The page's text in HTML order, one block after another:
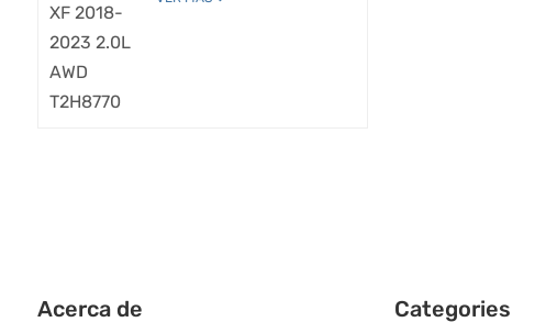
Acerca de Categories